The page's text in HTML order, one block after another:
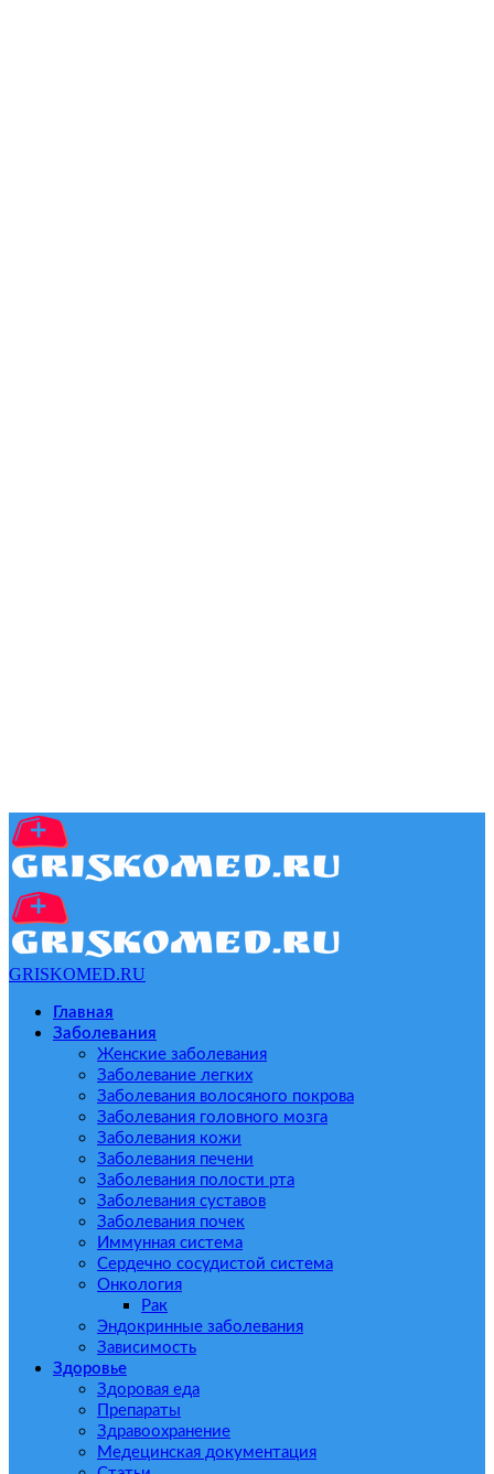
GRISKOMED.RU
Главная
Заболевания
Женские заболевания
Заболевание легких
Заболевания волосяного покрова
Заболевания головного мозга
Заболевания кожи
Заболевания печени
Заболевания полости рта
Заболевания суставов
Заболевания почек
Иммунная система
Сердечно сосудистой система
Онкология
Рак
Эндокринные заболевания
Зависимость
Здоровье
Здоровая еда
Препараты
Здравоохранение
Медецинская документация